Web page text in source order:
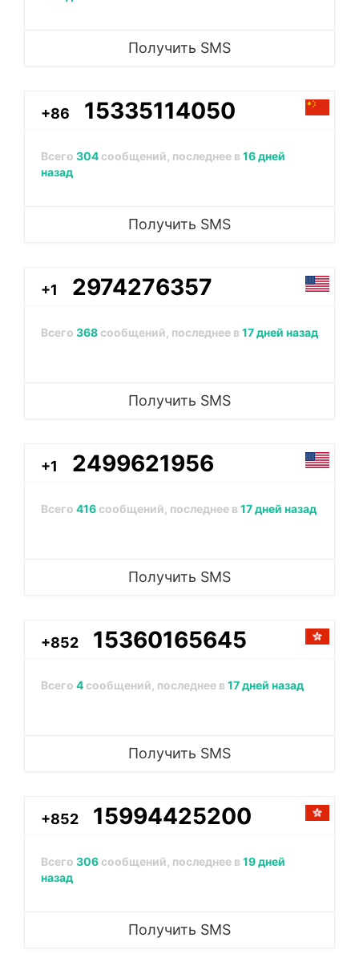
Получить SMS
+86 15335114050
Всего 304 сообщений, последнее в16 дней
назад
Получить SMS
+1 2974276357
Всего 368 сообщений, последнее в17 дней назад
Получить SMS
+1 2499621956
Всего 416 сообщений, последнее в17 дней назад
Получить SMS
+852 15360165645
Всего 4 сообщений, последнее в17 дней назад
Получить SMS
+852 15994425200
Всего 306 сообщений, последнее в19 дней
назад
Получить SMS